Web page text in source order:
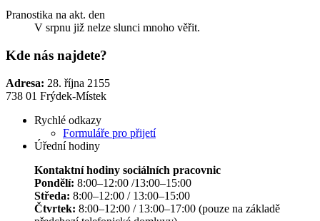
Pranostika na akt. den
V srpnu již nelze slunci mnoho věřit.
Kde nás najdete?
Adresa: 28. října 2155
738 01 Frýdek-Místek
Rychlé odkazy
Formuláře pro přijetí
Úřední hodiny
Kontaktní hodiny sociálních pracovnic
Pondělí: 8:00–12:00 /13:00–15:00
Středa: 8:00–12:00 / 13:00–15:00
Čtvrtek: 8:00–12:00 / 13:00–17:00 (pouze na základě